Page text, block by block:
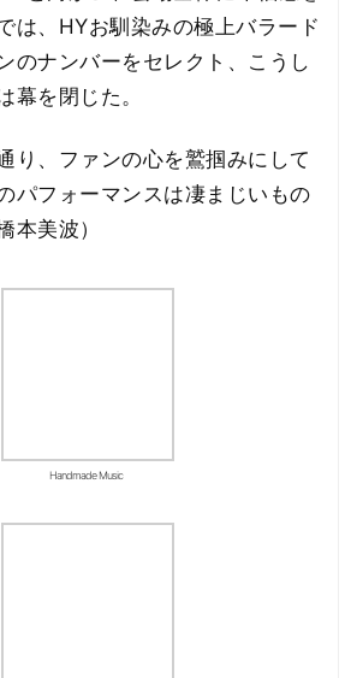
は、HYお馴染みの極上バラード
のナンバーをセレクト、こうし
幕を閉じた。
り、ファンの心を鷲掴みにして
パフォーマンスは凄まじいもの
本美波）
Handmade Music